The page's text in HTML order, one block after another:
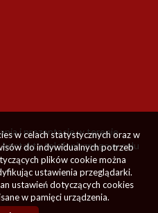
i prezentacje w terenie
kontaktu telefonicznego w celu
w celach statystycznych oraz w
do indywidualnych potrzeb
plików cookie można
ustawienia przeglądarki.
ustawień dotyczących cookies
w pamięci urządzenia.